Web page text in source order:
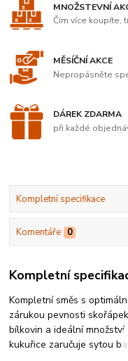
MNOŽSTEVNÍ
Čím více koupíte,
MĚSÍČNÍ AKCE
Nepropásněte
DÁREK ZDARMA
při každé
Kompletní specifikace
Komentáře 0
Kompletní
Kompletní směs s
zárukou pevnosti
bílkovin a ideální
kukuřice zaručuje sytou